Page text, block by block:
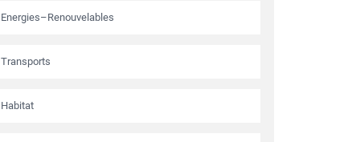
Energies–Renouvelables
Transports
Habitat